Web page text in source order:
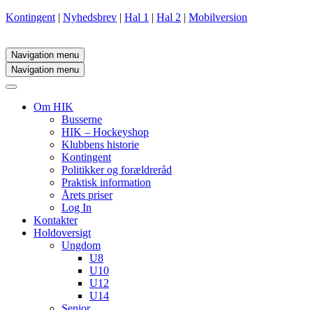
Kontingent | Nyhedsbrev | Hal 1 | Hal 2 | Mobilversion
Navigation menu
Navigation menu
Om HIK
Busserne
HIK – Hockeyshop
Klubbens historie
Kontingent
Politikker og forældreråd
Praktisk information
Årets priser
Log In
Kontakter
Holdoversigt
Ungdom
U8
U10
U12
U14